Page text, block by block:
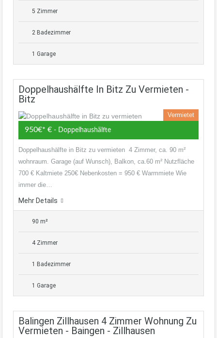
5 Zimmer
2 Badezimmer
1 Garage
Doppelhaushälfte In Bitz Zu Vermieten -
Bitz
Vermietet
950€* € - Doppelhaushälfte
Doppelhaushälfte in Bitz zu vermieten 4 Zimmer, ca. 90 m²
wohnraum. Garage (auf Wunsch), Balkon, ca.60 m² Nutzfläche
700 € Kaltmiete 250€ Nebenkosten = 950 € Warmmiete Wie
immer die…
Mehr Details
90 m²
4 Zimmer
1 Badezimmer
1 Garage
Balingen Zillhausen 4 Zimmer Wohnung Zu
Vermieten - Baingen - Zillhausen